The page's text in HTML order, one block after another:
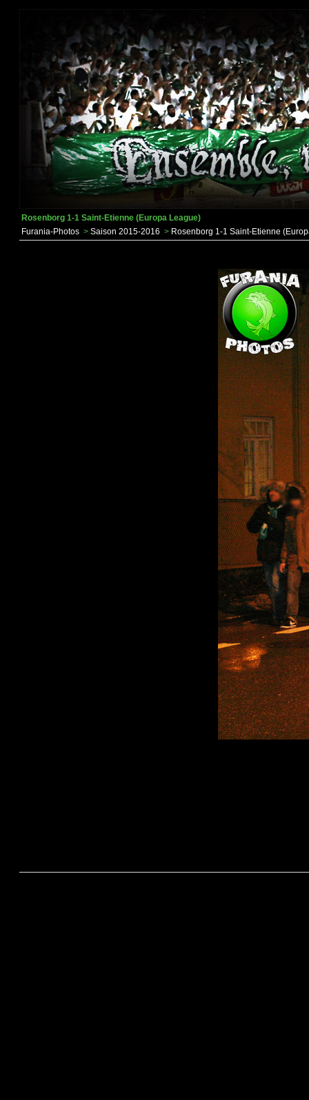
Rosenborg 1-1 Saint-Etienne (Europa League)
Furania-Photos > Saison 2015-2016 > Rosenborg 1-1 Saint-Etienne